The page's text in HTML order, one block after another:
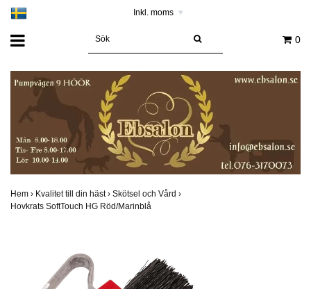
Inkl. moms ▾
0
Hem › Kvalitet till din häst› Skötsel och Vård ›
Hovkrats SoftTouch HG Röd/Marinblå